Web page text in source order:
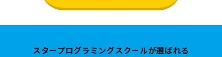
スタープログラミングスクールが選ばれる